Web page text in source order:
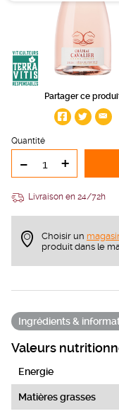
Partager ce
Quantité
- +
Livraison en 24/72h
Choisir un
produit dans le
Ingrédients &
Valeurs
Energie
Matières grasses